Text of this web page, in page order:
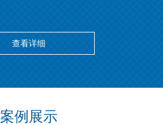
查看详细
案例展示